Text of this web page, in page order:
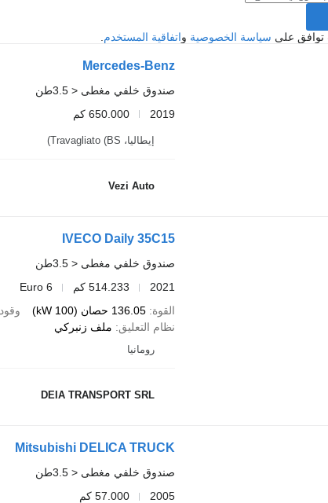
توافق على سياسة الخصوصية واتفاقية المستخدم
Mercedes-Benz
صندوق خلفي مغطى < 3.5طن
2019
650.000 كم
إيطاليا، Travagliato (BS)
Vezi Auto
IVECO Daily 35C15
صندوق خلفي مغطى < 3.5طن
2021
514.233 كم
Euro 6
القوة 136.05 حصان (100 kW) وقود
نظام التعليق
ملف زنبركي
رومانيا
DEIA TRANSPORT SRL
Mitsubishi DELICA TRUCK
صندوق خلفي مغطى < 3.5طن
2005
57.000 كم